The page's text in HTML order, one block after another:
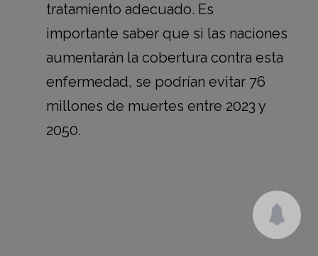
tratamiento adecuado. Es
importante saber que si las naciones
aumentarán la cobertura contra esta
enfermedad, se podrían evitar 76
millones de muertes entre 2023 y
2050.